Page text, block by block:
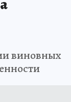
виновных